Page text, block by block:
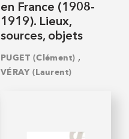
en France (1908-
1919). Lieux,
sources, objets
PUGET (Clément) ,
VÉRAY (Laurent)